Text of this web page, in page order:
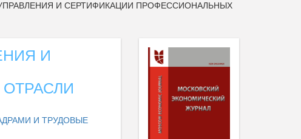
И СЕРТИФИКАЦИИ ПРОФЕССИОНАЛЬНЫХ
И
И ТРУДОВЫЕ